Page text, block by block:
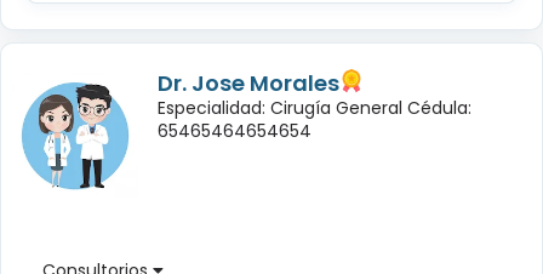
Dr. Jose Morales
Especialidad: Cirugía General Cédula:
65465464654654